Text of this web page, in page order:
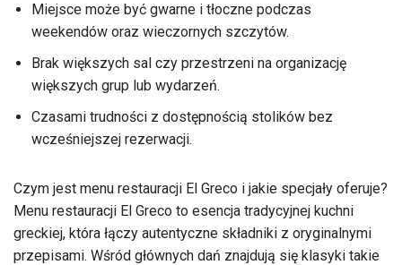
Miejsce może być gwarne i tłoczne podczas
weekendów oraz wieczornych szczytów.
Brak większych sal czy przestrzeni na organizację
większych grup lub wydarzeń.
Czasami trudności z dostępnością stolików bez
wcześniejszej rezerwacji.
Czym jest menu restauracji El Greco i jakie specjały oferuje?
Menu restauracji El Greco to esencja tradycyjnej kuchni
greckiej, która łączy autentyczne składniki z oryginalnymi
przepisami. Wśród głównych dań znajdują się klasyki takie